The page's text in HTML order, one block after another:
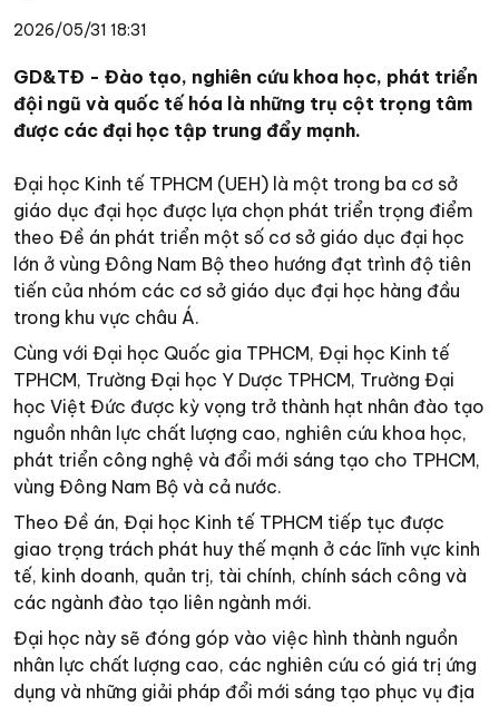
2026/05/31 18:31
GD&TĐ - Đào tạo, nghiên cứu khoa học, phát triển
đội ngũ và quốc tế hóa là những trụ cột trọng tâm
được các đại học tập trung đẩy mạnh.
Đại học Kinh tế TPHCM (UEH) là một trong ba cơ sở
giáo dục đại học được lựa chọn phát triển trọng điểm
theo Đề án phát triển một số cơ sở giáo dục đại học
lớn ở vùng Đông Nam Bộ theo hướng đạt trình độ tiên
tiến của nhóm các cơ sở giáo dục đại học hàng đầu
trong khu vực châu Á.
Cùng với Đại học Quốc gia TPHCM, Đại học Kinh tế
TPHCM, Trường Đại học Y Dược TPHCM, Trường Đại
học Việt Đức được kỳ vọng trở thành hạt nhân đào tạo
nguồn nhân lực chất lượng cao, nghiên cứu khoa học,
phát triển công nghệ và đổi mới sáng tạo cho TPHCM,
vùng Đông Nam Bộ và cả nước.
Theo Đề án, Đại học Kinh tế TPHCM tiếp tục được
giao trọng trách phát huy thế mạnh ở các lĩnh vực kinh
tế, kinh doanh, quản trị, tài chính, chính sách công và
các ngành đào tạo liên ngành mới.
Đại học này sẽ đóng góp vào việc hình thành nguồn
nhân lực chất lượng cao, các nghiên cứu có giá trị ứng
dụng và những giải pháp đổi mới sáng tạo phục vụ địa